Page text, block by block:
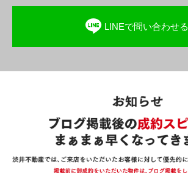
LINEで問い合わせる